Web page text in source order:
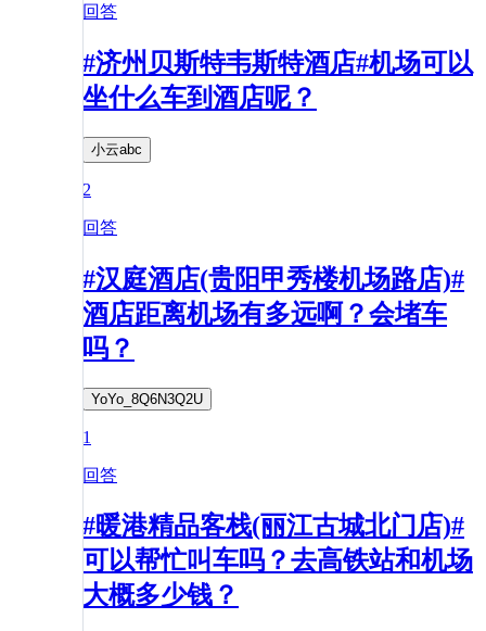
回答
#济州贝斯特韦斯特酒店#机场可以
坐什么车到酒店呢？
小云abc
2
回答
#汉庭酒店(贵阳甲秀楼机场路店)#
酒店距离机场有多远啊？会堵车
吗？
YoYo_8Q6N3Q2U
1
回答
#暖港精品客栈(丽江古城北门店)#
可以帮忙叫车吗？去高铁站和机场
大概多少钱？